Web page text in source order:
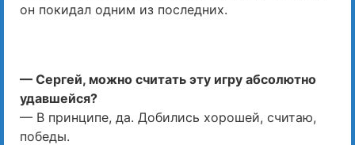
он покидал одним из последних.
— Сергей, можно считать эту игру абсолютно
удавшейся?
— В принципе, да. Добились хорошей, считаю,
победы.